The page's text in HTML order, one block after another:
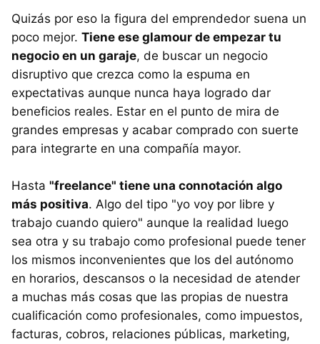
Quizás por eso la figura del emprendedor suena un
poco mejor. Tiene ese glamour de empezar tu
negocio en un garaje, de buscar un negocio
disruptivo que crezca como la espuma en
expectativas aunque nunca haya logrado dar
beneficios reales. Estar en el punto de mira de
grandes empresas y acabar comprado con suerte
para integrarte en una compañía mayor.
Hasta "freelance" tiene una connotación algo
más positiva. Algo del tipo "yo voy por libre y
trabajo cuando quiero" aunque la realidad luego
sea otra y su trabajo como profesional puede tener
los mismos inconvenientes que los del autónomo
en horarios, descansos o la necesidad de atender
a muchas más cosas que las propias de nuestra
cualificación como profesionales, como impuestos,
facturas, cobros, relaciones públicas, marketing,